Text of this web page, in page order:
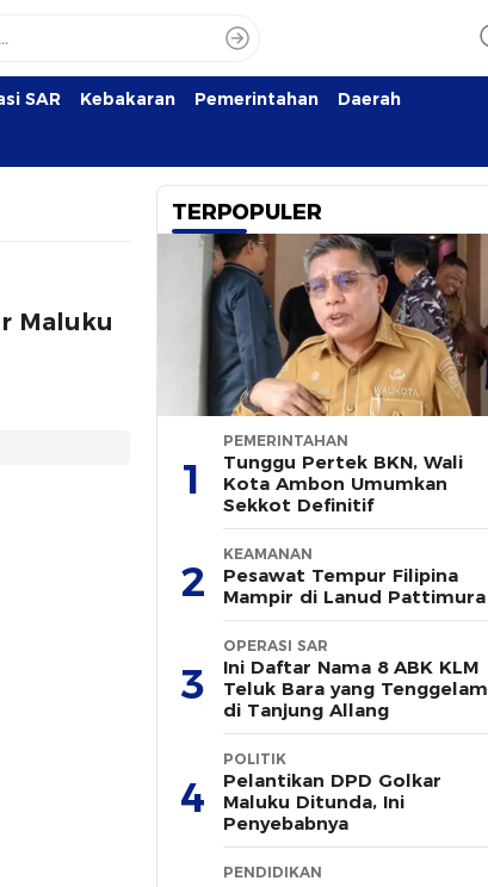
SAR Kebakaran Pemerintahan Daerah
Maluku
TERPOPULER
1
PEMERINTAHAN
Tunggu Pertek BKN, Wali
Kota Ambon Umumkan
Sekkot Definitif
2
KEAMANAN
Pesawat Tempur Filipina
Mampir di Lanud Pattimura
3
OPERASI SAR
Ini Daftar Nama 8 ABK KLM
Teluk Bara yang Tenggelam
di Tanjung Allang
4
POLITIK
Pelantikan DPD Golkar
Maluku Ditunda, Ini
Penyebabnya
PENDIDIKAN